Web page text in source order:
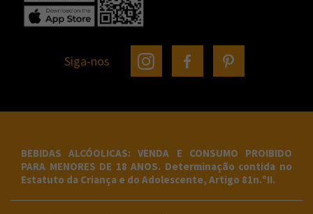
Siga-nos
BEBIDAS ALCÓOLICAS: VENDA E CONSUMO PROIBIDO
PARA MENORES DE 18 ANOS. Determinação contida no
Estatuto da Criança e do Adolescente, Artigo 81n.ºII.